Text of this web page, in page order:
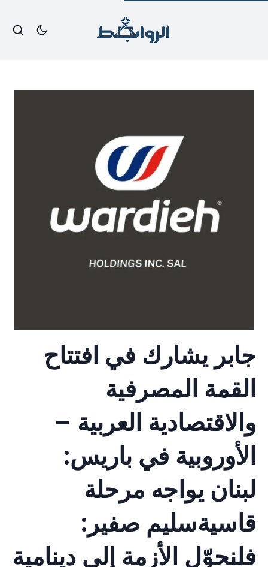
جابر يشارك في افتتاح
القمة المصرفية
والاقتصادية العربية –
الأوروبية في باريس:
لبنان يواجه مرحلة
قاسيةسليم صفير:
فلنحوّل الأزمة إلى دينامية